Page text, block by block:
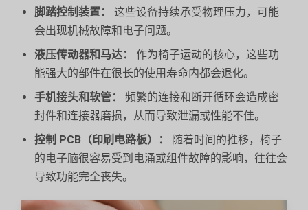
脚踏控制装置：
这些设备持续承受物理压力，可能
会出现机械故障和电子问题。
液压传动器和马达：
作为椅子运动的核心，这些功
能强大的部件在很长的使用寿命内都会退化。
手机接头和软管：
频繁的连接和断开循环会造成密
封件和连接器磨损，从而导致泄漏或性能不佳。
控制 PCB（印刷电路板）：
随着时间的推移，椅子
的电子脑很容易受到电涌或组件故障的影响，往往会
导致功能完全丧失。